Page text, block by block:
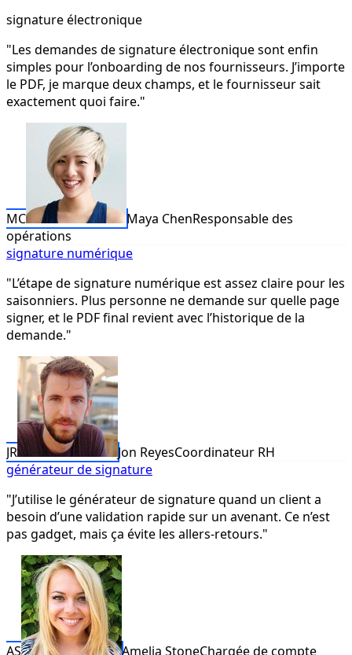
signature électronique
"Les demandes de signature électronique sont enfin
simples pour l’onboarding de nos fournisseurs. J’importe
le PDF, je marque deux champs, et le fournisseur sait
exactement quoi faire."
MC Maya ChenResponsable des
opérations
signature numérique
"L’étape de signature numérique est assez claire pour les
saisonniers. Plus personne ne demande sur quelle page
signer, et le PDF final revient avec l’historique de la
demande."
JR Jon ReyesCoordinateur RH
générateur de signature
"J’utilise le générateur de signature quand un client a
besoin d’une validation rapide sur un avenant. Ce n’est
pas gadget, mais ça évite les allers-retours."
AS Amelia StoneChargée de compte